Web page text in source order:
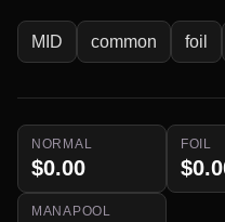
MID common foil
NORMAL
$0.00
FOIL
MANAPOOL